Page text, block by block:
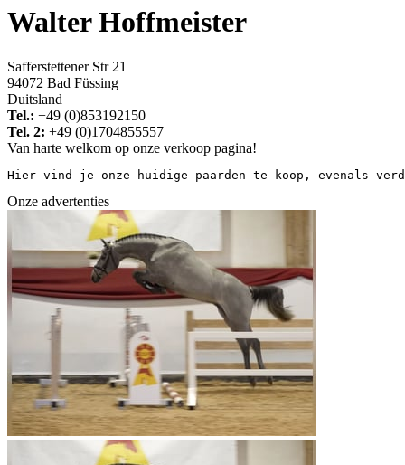
Walter Hoffmeister
Safferstettener Str 21
94072 Bad Füssing
Duitsland
Tel.: +49 (0)853192150
Tel. 2: +49 (0)1704855557
Van harte welkom op onze verkoop pagina!
Hier vind je onze huidige paarden te koop, evenals
Onze advertenties